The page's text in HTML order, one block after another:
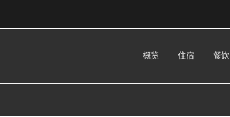
概览 住宿 餐饮